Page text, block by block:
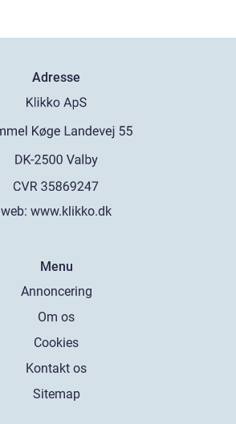
Adresse
web: www.klikko.dk
Menu
Annoncering
Om os
Cookies
Kontakt os
Sitemap